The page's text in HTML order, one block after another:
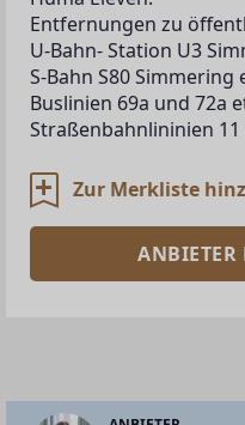
Entfernungen zu
U-Bahn- Station U3
S-Bahn S80 Simmering
Buslinien 69a und 72a
Straßenbahnlininien
Zur Merkliste
ANBIETER